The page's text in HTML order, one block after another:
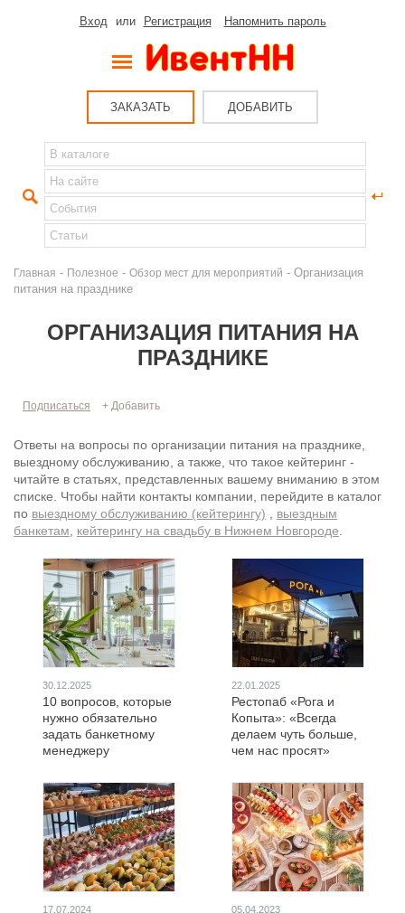
Вход или Регистрация Напомнить пароль
ЗАКАЗАТЬ ДОБАВИТЬ
Главная - Полезное - Обзор мест для мероприятий - Организация
питания на празднике
ОРГАНИЗАЦИЯ ПИТАНИЯ НА
ПРАЗДНИКЕ
Подписаться + Добавить
Ответы на вопросы по организации питания на празднике,
выездному обслуживанию, а также, что такое кейтеринг -
читайте в статьях, представленных вашему вниманию в этом
списке. Чтобы найти контакты компании, перейдите в каталог
по выездному обслуживанию (кейтерингу)
выездным
банкетам
кейтерингу на свадьбу в Нижнем Новгороде
30.12.2025
10 вопросов, которые
нужно обязательно
задать банкетному
менеджеру
22.01.2025
Рестопаб «Рога и
Копыта»: «Всегда
делаем чуть больше,
чем нас просят»
17.07.2024 05.04.2023